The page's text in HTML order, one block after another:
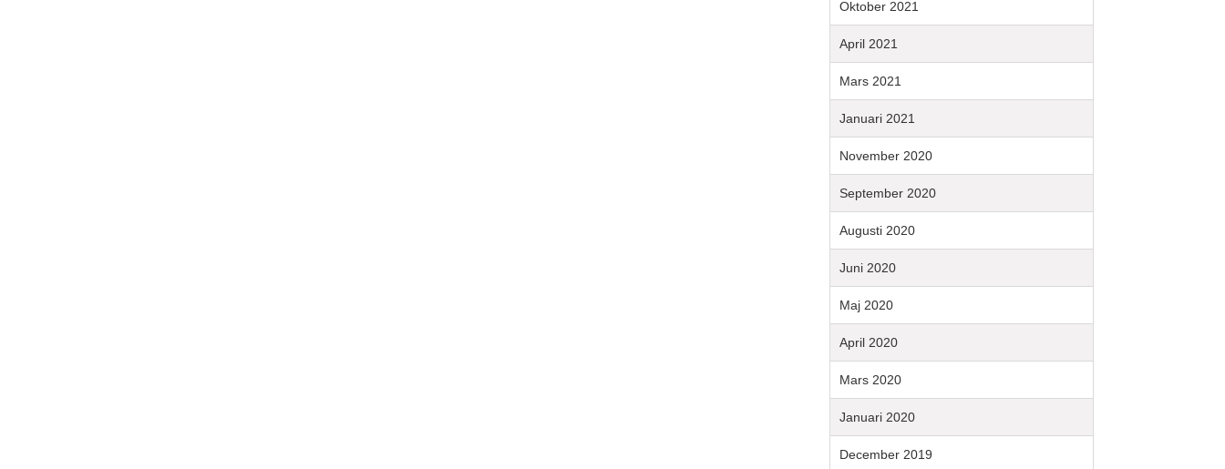
Oktober 2021
April 2021
Mars 2021
Januari 2021
November 2020
September 2020
Augusti 2020
Juni 2020
Maj 2020
April 2020
Mars 2020
Januari 2020
December 2019